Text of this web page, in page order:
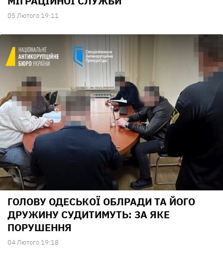
05 Лютого 19:11
ГОЛОВУ ОДЕСЬКОЇ ОБЛРАДИ ТА ЙОГО
ДРУЖИНУ СУДИТИМУТЬ: ЗА ЯКЕ
ПОРУШЕННЯ
04 Лютого 19:18